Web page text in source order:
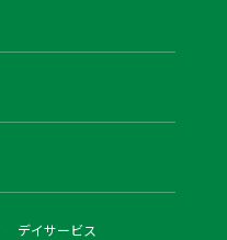
デイサービス